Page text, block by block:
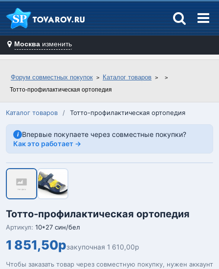
Москва изменить
Форум совместных покупок Каталог товаров
Тотто-профилактическая ортопедия
Каталог товаров / Тотто-профилактическая ортопедия
i Впервые покупаете через совместные покупки?
Как это работает →
Тотто-профилактическая ортопедия
Артикул: 10*27 син/бел
1 851,50рзакупочная 1 610,00р
Чтобы заказать товар через совместную покупку, нужен аккаунт